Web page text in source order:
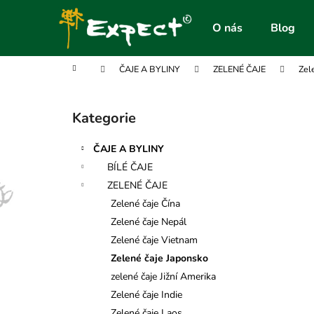
O nás Blog
Domů ČAJE A BYLINY ZELENÉ ČAJE
Přeskočit
kategorie
Kategorie
ČAJE A BYLINY
BÍLÉ ČAJE
ZELENÉ ČAJE
Zelené čaje Čína
Zelené čaje Nepál
Zelené čaje Vietnam
Zelené čaje Japonsko
zelené čaje Jižní Amerika
Zelené čaje Indie
í
Zpět
do
Zpět
do